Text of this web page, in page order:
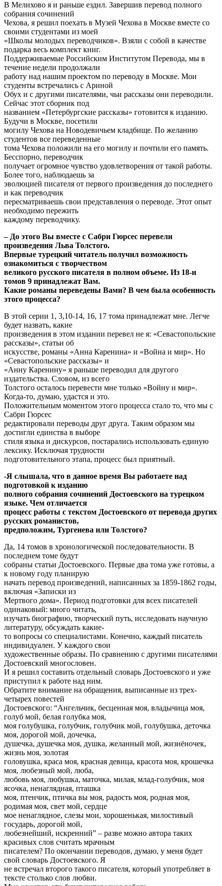
В Мелихово я и раньше ездил. Завершив перевод полного
собрания сочинений
Чехова, я решил поехать в Музей Чехова в Москве вместе со
своими студентами из моей
«Школы молодых переводчиков». Взяли с собой в качестве
подарка весь комплект книг.
Поддерживаемые Российским Институтом Перевода, мы в
течение недели продолжали
работу над нашим проектом по переводу в Москве. Мои
студенты встречались с Ариной
Обух и с другими писателями, чьи рассказы они переводили.
Сейчас этот сборник под
названием «Петербургские рассказы» готовится к изданию.
Будучи в Москве, посетили
могилу Чехова на Новодевичьем кладбище. По желанию
студентов все переведенные
тома Чехова положили на его могилу и почтили его память.
Бесспорно, переводчик
получает огромное чувство удовлетворения от такой работы.
Более того, наблюдаешь за
эволюцией писателя от первого произведения до последнего
и как переводчик
пересматриваешь свои представления о переводе. Этот опыт
необходимо пережить
каждому переводчику.
– До этого Вы вместе с Сабри Гюрсес перевели
произведения Льва Толстого.
Впервые турецкий читатель получил возможность
ознакомиться с творчеством
великого русского писателя в полном объеме. Из 18-и
томов 9 принадлежат Вам.
Какие романы переведены Вами? В чем была особенность
этого процесса?
В этой серии 1, 3,10-14, 16, 17 тома принадлежат мне. Легче
будет назвать, какие
произведения в этом издании перевел не я: «Севастопольские
рассказы», статьи об
искусстве, романы «Анна Каренина» и «Война и мир». Но
«Севастопольские рассказы» и
«Анну Каренину» я раньше переводил для другого
издательства. Словом, из всего
Толстого осталось перевести мне только «Войну и мир».
Когда-то, думаю, удастся и это.
Положительным моментом этого процесса стало то, что мы с
Сабри Гюрсес
редактировали переводы друг друга. Таким образом мы
достигли единства в выборе
стиля языка и дискурсов, постарались использовать единую
лексику. Исключая трудности
подготовительного этапа, процесс был приятный.
-Я слышала, что в данное время Вы работаете над
подготовкой к изданию
полного собрания сочинений Достоевского на турецком
языке. Чем отличается
процесс работы с текстом Достоевского от перевода других
русских романистов,
предположим, Тургенева или Толстого?
Да, 14 томов в хронологической последовательности. В
последнем томе будут
собраны статьи Достоевского. Первые два тома уже готовы, а
к новому году планирую
начать перевод произведений, написанных за 1859-1862 годы,
включая «Записки из
Мертвого дома». Период подготовки для всех писателей
одинаковый: много читать,
изучать биографию, творческий путь, исследовать научную
литературу, обсуждать какие-
то вопросы со специалистами. Конечно, каждый писатель
индивидуален. У каждого свои
художественные образы. По сравнению с другими писателями
Достоевский многословен.
И я решил составить отдельный словарь Достоевского и уже
приступил к работе над ним.
Обратите внимание на обращения, выписанные из трех-
четырех повестей
Достоевского: “Ангельчик, бесценная моя, владычица моя,
голуб мой, белая голубка моя,
моя голубушка, голубчик, голубчик мой, голубушка, деточка
моя, дорогой мой, дочечка,
душечка, душечка моя, душка, желанный мой, жизнёночек,
жизнь моя, золотая
головушка, краса моя, красная девица, красота моя, крошечка
моя, любезный мой, люба,
любовь моя, любушкa, маточка, милая, млад-голубчик, моя
ясочка, ненаглядная, пташка
моя, птенчик, птичка вы моя, радость моя, родная моя,
родимая моя, свет мой, сердце
мое ненаглядное, слезы мои, хорошенькая, милостивый
государь, дорогой мой,
любезнейший, искренний” – разве можно автора таких
красивых слов считать мрачным
писателем? По окончании переводов, думаю, у меня будет
свой словарь Достоевского. Я
не встречал второго такого писателя, который употребляет в
тексте столько слов любви.